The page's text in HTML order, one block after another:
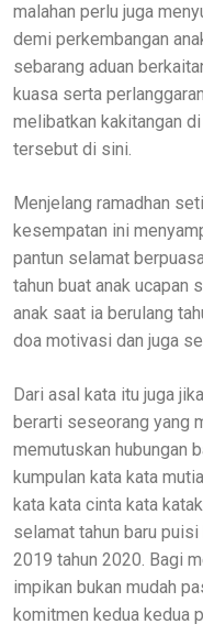
malahan perlu juga
demi perkembangan
sebarang aduan
kuasa serta
melibatkan kakitangan
tersebut di sini.
Menjelang ramadhan
kesempatan ini
pantun selamat
tahun buat anak ucapan
anak saat ia berulang
doa motivasi dan juga
Dari asal kata itu juga
berarti seseorang yang
memutuskan hubungan
kumpulan kata kata
kata kata cinta kata
selamat tahun baru
2019 tahun 2020. Bagi
impikan bukan mudah
komitmen kedua kedua